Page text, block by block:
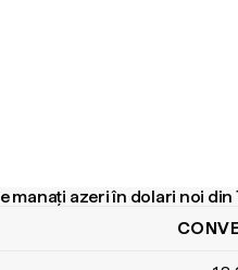
manați azeri în dolari noi din
manați azeri în dolari noi din